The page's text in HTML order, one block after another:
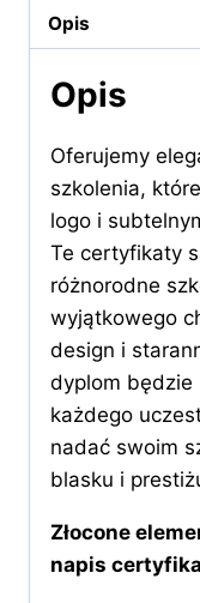
różową
plamą
Opis
Opis
Oferujemy
szkolenia,
logo i
Te certyfikaty
różnorodne
wyjątkowego
design i
dyplom będzie
każdego
nadać swoim
blasku i
Złocone
napis